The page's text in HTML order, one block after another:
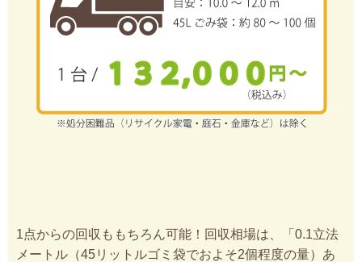
1点からの回収ももちろん可能！回収相場は、「0.1立法
メートル（45リットルゴミ袋でおよそ2個程度の量）あ